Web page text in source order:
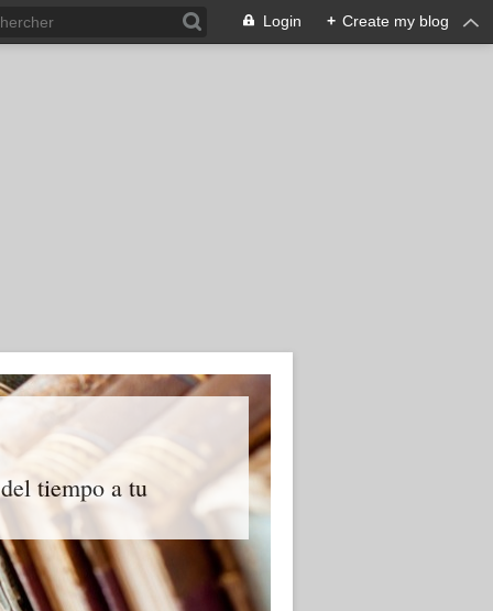
Login + Create my blog
tiempo a tu